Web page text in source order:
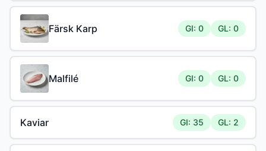
Färsk Karp GI: 0 GL: 0
Malfilé GI: 0 GL: 0
Kaviar GI: 35 GL: 2